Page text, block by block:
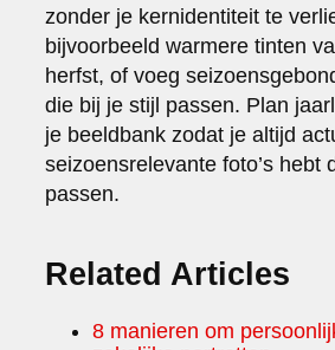
zonder je kernidentiteit te
bijvoorbeeld warmere tinten
herfst, of voeg
die bij je stijl passen. Plan
je beeldbank zodat je altijd
seizoensrelevante foto’s hebt
passen.
Related Articles
8 manieren om